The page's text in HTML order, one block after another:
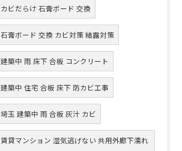
カビだらけ 石膏ボード 交換
石膏ボード 交換 カビ対策 結露対策
建築中 雨 床下 合板 コンクリート
建築中 住宅 合板 床下 防カビ工事
埼玉 建築中 雨 合板 灰汁 カビ
賃貸マンション 湿気逃げない 共用外廊下濡れ